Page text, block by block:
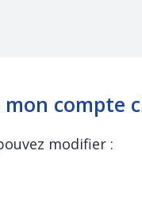
compte
modifier :